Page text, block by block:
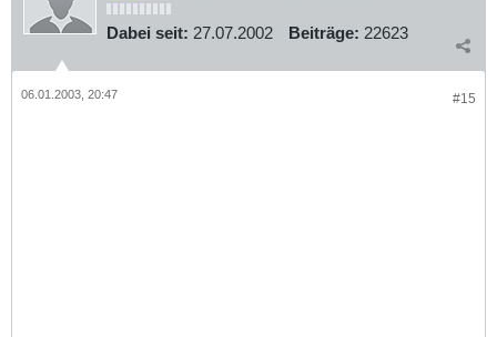
Dabei seit: 27.07.2002 Beiträge: 22623
#15
06.01.2003, 20:47